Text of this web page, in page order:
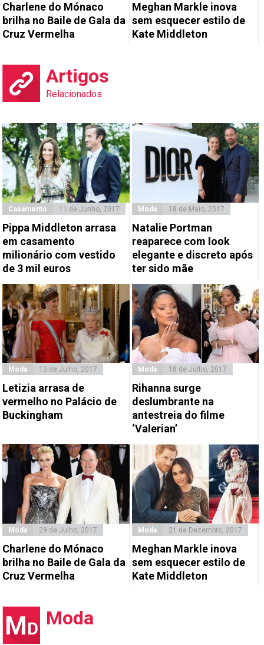
Charlene do Mónaco
brilha no Baile de Gala da
Cruz Vermelha
Meghan Markle inova
sem esquecer estilo de
Kate Middleton
Artigos
Relacionados
Casamento 11 de Junho, 2017
Pippa Middleton arrasa
em casamento
milionário com vestido
de 3 mil euros
Moda 18 de Maio, 2017
Natalie Portman
reaparece com look
elegante e discreto após
ter sido mãe
Moda 13 de Julho, 2017
Letizia arrasa de
vermelho no Palácio de
Buckingham
Moda 18 de Julho, 2017
Rihanna surge
deslumbrante na
antestreia do filme
‘Valerian’
Moda 29 de Julho, 2017
Charlene do Mónaco
brilha no Baile de Gala da
Cruz Vermelha
Moda 21 de Dezembro, 2017
Meghan Markle inova
sem esquecer estilo de
Kate Middleton
Moda